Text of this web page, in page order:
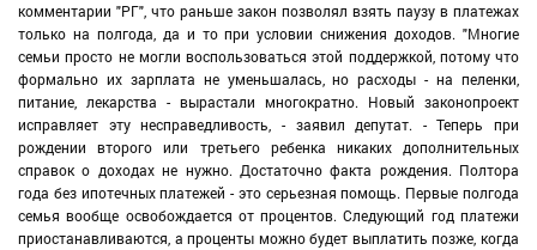
комментарии "РГ", что раньше закон позволял взять паузу в платежах
только на полгода, да и то при условии снижения доходов. "Многие
семьи просто не могли воспользоваться этой поддержкой, потому что
формально их зарплата не уменьшалась, но расходы - на пеленки,
питание, лекарства - вырастали многократно. Новый законопроект
исправляет эту несправедливость, - заявил депутат. - Теперь при
рождении второго или третьего ребенка никаких дополнительных
справок о доходах не нужно. Достаточно факта рождения. Полтора
года без ипотечных платежей - это серьезная помощь. Первые полгода
семья вообще освобождается от процентов. Следующий год платежи
приостанавливаются, а проценты можно будет выплатить позже, когда